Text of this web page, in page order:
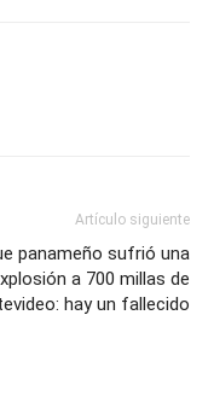
Artículo siguiente
panameño sufrió una
a 700 millas de
hay un fallecido